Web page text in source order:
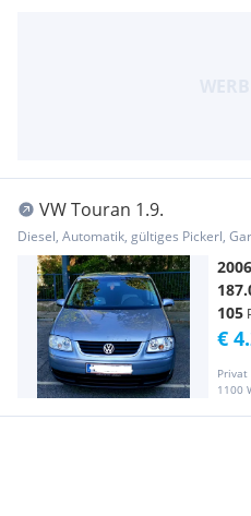
VW Touran 1.9.
Diesel, Automatik, gültiges Pickerl,
2006
105
Privat
1100
€